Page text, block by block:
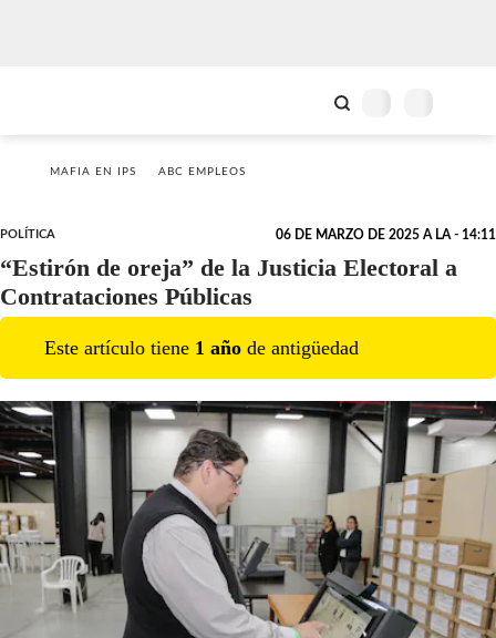
MAFIA EN IPS ABC EMPLEOS
POLÍTICA 06 DE MARZO DE 2025 A LA - 14:11
“Estirón de oreja” de la Justicia Electoral a
Contrataciones Públicas
Este artículo tiene 1 año de antigüedad